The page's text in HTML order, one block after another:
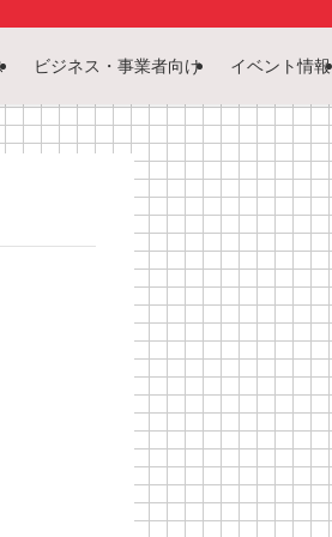
ビジネス・事業者向け イベント情報